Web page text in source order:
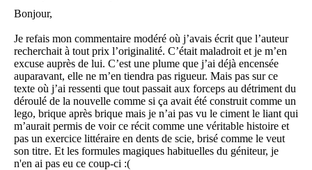
Bonjour,
Je refais mon commentaire modéré où j’avais écrit que l’auteur
recherchait à tout prix l’originalité. C’était maladroit et je m’en
excuse auprès de lui. C’est une plume que j’ai déjà encensée
auparavant, elle ne m’en tiendra pas rigueur. Mais pas sur ce
texte où j’ai ressenti que tout passait aux forceps au détriment du
déroulé de la nouvelle comme si ça avait été construit comme un
lego, brique après brique mais je n’ai pas vu le ciment le liant qui
m’aurait permis de voir ce récit comme une véritable histoire et
pas un exercice littéraire en dents de scie, brisé comme le veut
son titre. Et les formules magiques habituelles du géniteur, je
n'en ai pas eu ce coup-ci :(